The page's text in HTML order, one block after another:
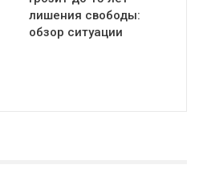
лишения свободы:
обзор ситуации